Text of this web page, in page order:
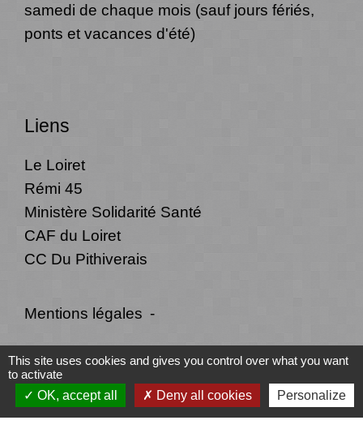
samedi de chaque mois (sauf jours fériés,
ponts et vacances d'été)
Liens
Le Loiret
Rémi 45
Ministère Solidarité Santé
CAF du Loiret
CC Du Pithiverais
Mentions légales -
Politique de confidentialité - Accessibilité -
Plan du site - Gestion des cookies
This site uses cookies and gives you control over what you want
to activate
OK, accept all
Deny all cookies Personalize